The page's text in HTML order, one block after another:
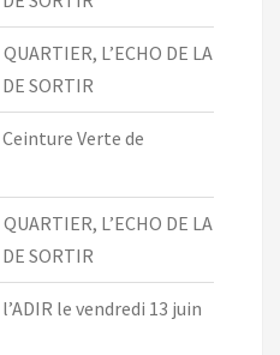
L’ECHO DE LA
SORTIR
Verte de
L’ECHO DE LA
SORTIR
le vendredi 13 juin